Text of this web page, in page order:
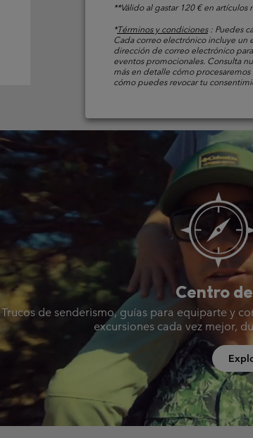
**Válido al gastar 120 € en artículos
*Términos y condiciones: Puedes
Cada correo electrónico incluye un
dirección de correo electrónico
eventos promocionales. Consulta
más en detalle cómo
cómo puedes revocar tu
Centro
Trucos de senderismo, guías para equiparte y
excursiones cada vez mejor,